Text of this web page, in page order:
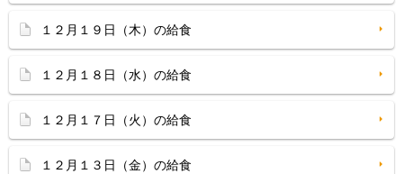
１２月１９日（木）の給食
１２月１８日（水）の給食
１２月１７日（火）の給食
１２月１３日（金）の給食